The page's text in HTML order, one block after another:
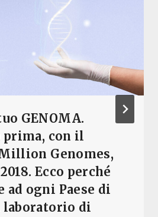
GENOMA.
prima, con il
Genomes,
Ecco perché
ad ogni Paese di
di